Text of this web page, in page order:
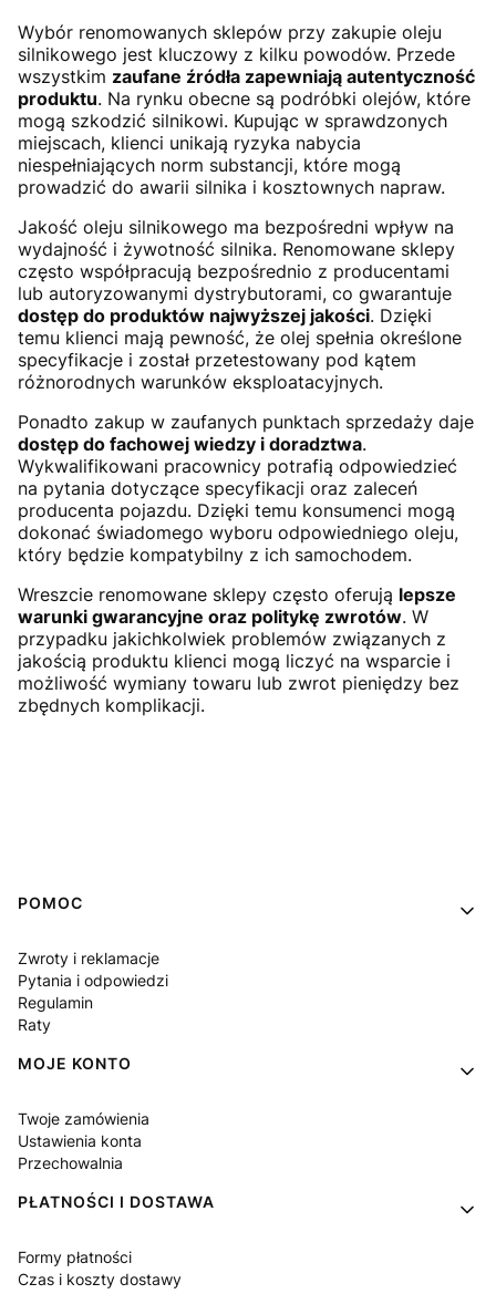
Wybór renomowanych sklepów przy zakupie oleju
silnikowego jest kluczowy z kilku powodów. Przede
wszystkim zaufane źródła zapewniają autentyczność
produktu. Na rynku obecne są podróbki olejów, które
mogą szkodzić silnikowi. Kupując w sprawdzonych
miejscach, klienci unikają ryzyka nabycia
niespełniających norm substancji, które mogą
prowadzić do awarii silnika i kosztownych napraw.
Jakość oleju silnikowego ma bezpośredni wpływ na
wydajność i żywotność silnika. Renomowane sklepy
często współpracują bezpośrednio z producentami
lub autoryzowanymi dystrybutorami, co gwarantuje
dostęp do produktów najwyższej jakości. Dzięki
temu klienci mają pewność, że olej spełnia określone
specyfikacje i został przetestowany pod kątem
różnorodnych warunków eksploatacyjnych.
Ponadto zakup w zaufanych punktach sprzedaży daje
dostęp do fachowej wiedzy i doradztwa.
Wykwalifikowani pracownicy potrafią odpowiedzieć
na pytania dotyczące specyfikacji oraz zaleceń
producenta pojazdu. Dzięki temu konsumenci mogą
dokonać świadomego wyboru odpowiedniego oleju,
który będzie kompatybilny z ich samochodem.
Wreszcie renomowane sklepy często oferują lepsze
warunki gwarancyjne oraz politykę zwrotów. W
przypadku jakichkolwiek problemów związanych z
jakością produktu klienci mogą liczyć na wsparcie i
możliwość wymiany towaru lub zwrot pieniędzy bez
zbędnych komplikacji.
Linki w stopce
POMOC
Zwroty i reklamacje
Pytania i odpowiedzi
Regulamin
Raty
MOJE KONTO
Twoje zamówienia
Ustawienia konta
Przechowalnia
PŁATNOŚCI I DOSTAWA
Formy płatności
Czas i koszty dostawy